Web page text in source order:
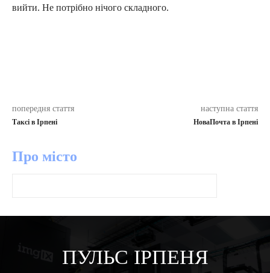
вийти. Не потрібно нічого складного.
попередня стаття
Таксі в Ірпені
наступна стаття
НоваПочта в Ірпені
Про місто
ПУЛЬС ІРПЕНЯ